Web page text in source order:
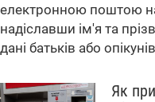
електронною поштою
надіславши ім'я та
дані батьків або
Як